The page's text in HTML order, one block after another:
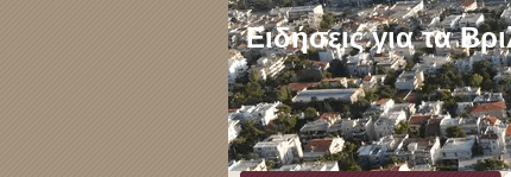
Ειδήσεις για τα